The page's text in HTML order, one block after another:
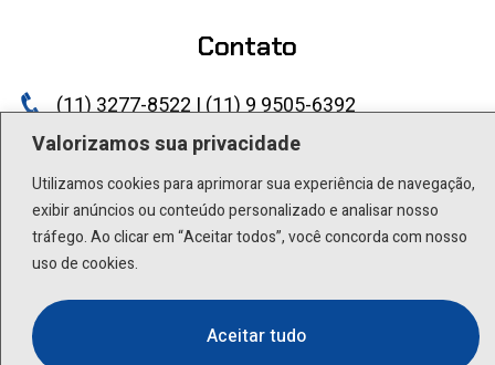
Valorizamos sua privacidade
Utilizamos cookies para aprimorar sua experiência de navegação,
exibir anúncios ou conteúdo personalizado e analisar nosso
tráfego. Ao clicar em “Aceitar todos”, você concorda com nosso
uso de cookies.
Aceitar tudo
Contato
(11) 3277-8522 | (11) 9 9505-6392
lactea@lactea.com.br
Social